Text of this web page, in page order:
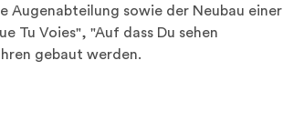
Augenabteilung sowie der Neubau einer
Tu Voies", "Auf dass Du sehen
gebaut werden.